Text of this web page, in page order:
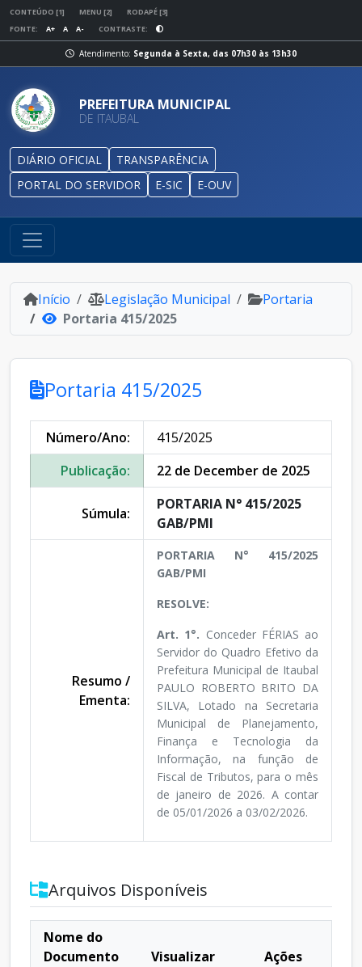
CONTEÚDO [1] MENU [2]
RODAPÉ [3]
FONTE:
A+ A A- CONTRASTE:
Atendimento: Segunda à Sexta, das 07h30 às 13h30
PREFEITURA MUNICIPAL
DE ITAUBAL
DIÁRIO OFICIAL
TRANSPARÊNCIA
PORTAL DO SERVIDOR
E-SIC E-OUV
Início Legislação Municipal
Portaria
Portaria 415/2025
Portaria 415/2025
Número/Ano:
415/2025
Publicação:
22 de December de 2025
Súmula:
PORTARIA N° 415/2025
GAB/PMI
Resumo /
Ementa:
PORTARIA N° 415/2025
GAB/PMI
RESOLVE:
Art. 1°. Conceder FÉRIAS ao
Servidor do Quadro Efetivo da
Prefeitura Municipal de Itaubal
PAULO ROBERTO BRITO DA
SILVA, Lotado na Secretaria
Municipal de Planejamento,
Finança e Tecnologia da
Informação, na função de
Fiscal de Tributos, para o mês
de janeiro de 2026. A contar
de 05/01/2026 a 03/02/2026.
Arquivos Disponíveis
Nome do
Documento
Visualizar
Ações